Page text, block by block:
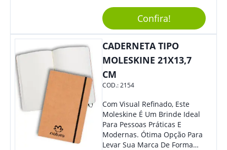
Elástico Permite Maior
Segurança Ao Carregá-Lo.
Ofereça A Seus Clientes E
Colaboradores, Sem Dúvidas
Eles Irão Adorar.
Confira!
CADERNETA TIPO
MOLESKINE 21X13,7
CM
COD.:2154
Com Visual Refinado, Este
Moleskine É Um Brinde Ideal
Para Pessoas Práticas E
Modernas. Ótima Opção Para
Levar Sua Marca De Forma